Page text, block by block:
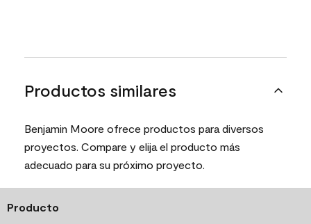
Productos similares
Benjamin Moore ofrece productos para diversos
proyectos. Compare y elija el producto más
adecuado para su próximo proyecto.
Producto